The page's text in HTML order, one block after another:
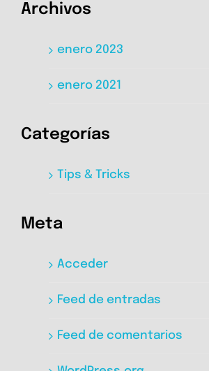
Archivos
enero 2023
enero 2021
Categorías
Tips & Tricks
Meta
Acceder
Feed de entradas
Feed de comentarios